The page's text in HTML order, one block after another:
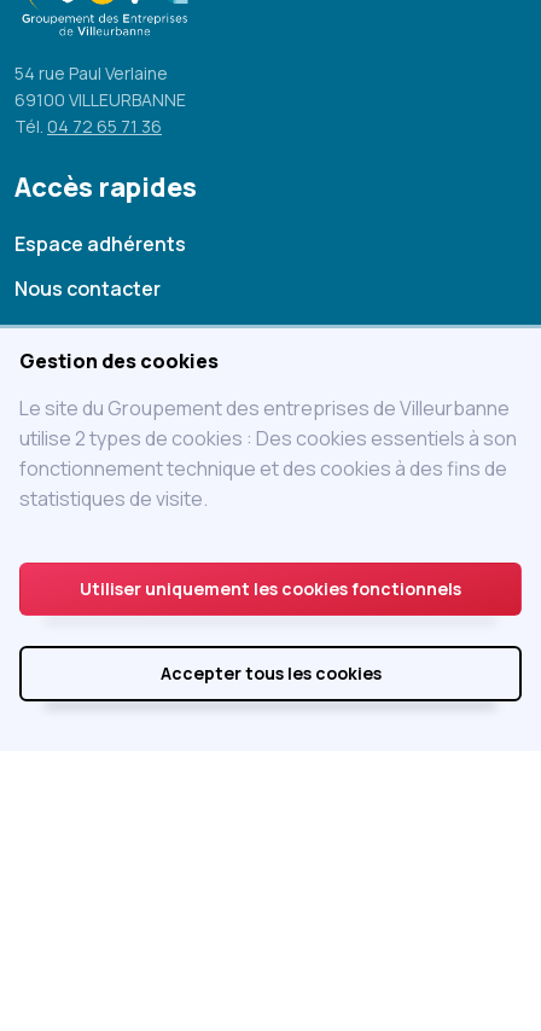
54 rue Paul Verlaine
69100 VILLEURBANNE
Tél. 04 72 65 71 36
Accès rapides
Espace adhérents
Nous contacter
Mentions légales
Charte
Adhérer au GEVIL
Accès adhérent
Réalisé parIntegral Service
Gestion des cookies
Le site du Groupement des entreprises de Villeurbanne
utilise 2 types de cookies : Des cookies essentiels à son
fonctionnement technique et des cookies à des fins de
statistiques de visite.
Utiliser uniquement les cookies fonctionnels
Accepter tous les cookies